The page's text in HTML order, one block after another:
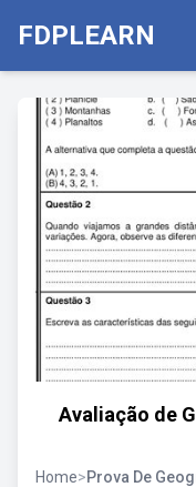
FDPLEARN
Avaliação de
Home>Prova De